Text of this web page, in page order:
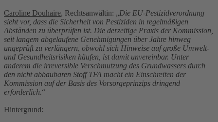
Caroline Douhaire, Rechtsanwältin: „Die EU-Pestizidverordnung
sieht vor, dass die Sicherheit von Pestiziden in regelmäßigen
Abständen zu überprüfen ist. Die derzeitige Praxis der Kommission,
seit langem abgelaufene Genehmigungen über Jahre hinweg
ungeprüft zu verlängern, obwohl sich Hinweise auf große Umwelt-
und Gesundheitsrisiken häufen, ist damit unvereinbar. Unter
anderem die irreversible Verschmutzung des Grundwassers durch
den nicht abbaubaren Stoff TFA macht ein Einschreiten der
Kommission auf der Basis des Vorsorgeprinzips dringend
erforderlich.“
Hintergrund: